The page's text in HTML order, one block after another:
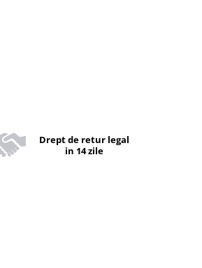
Drept de retur legal
in 14 zile